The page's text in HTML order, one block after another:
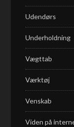
Udendørs
Underholdning
Vægttab
Værktøj
Venskab
Viden på